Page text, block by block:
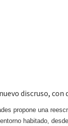
discruso,
propone una
habitado,